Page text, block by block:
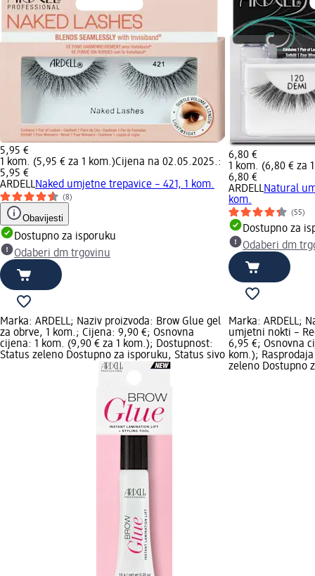
5,95 €
1 kom. (5,95 € za 1 kom.)Cijena na 02.05.2025.:
5,95 €
ARDELLNaked umjetne trepavice – 421, 1 kom.
(8)
Obavijesti
Dostupno za isporuku
Odaberi dm trgovinu
6,80 €
1 kom. (6,80 € za
6,80 €
ARDELLNatural
kom.
(55)
Dostupno za
Odaberi dm
Marka: ARDELL; Naziv proizvoda: Brow Glue gel
za obrve, 1 kom.; Cijena: 9,90 €; Osnovna
cijena: 1 kom. (9,90 € za 1 kom.); Dostupnost:
Status zeleno Dostupno za isporuku, Status sivo
Marka: ARDELL;
umjetni nokti –
6,95 €; Osnovna
kom.);
zeleno Dostupno